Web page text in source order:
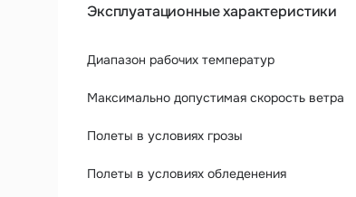
Эксплуатационные характеристики
Диапазон рабочих температур
Максимально допустимая скорость ветра
Полеты в условиях грозы
Полеты в условиях обледенения